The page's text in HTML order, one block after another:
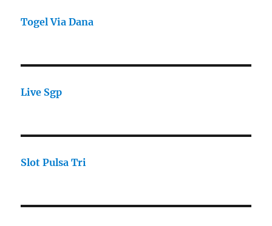
Togel Via Dana
Live Sgp
Slot Pulsa Tri